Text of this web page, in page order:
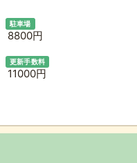
駐車場
8800円
更新手数料
11000円